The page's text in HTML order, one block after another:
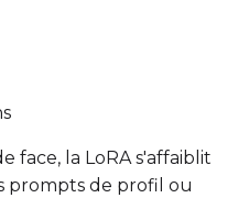
ToggleDisable Sampling
Disable Sampling
face, la LoRA s'affaiblit
prompts de profil ou